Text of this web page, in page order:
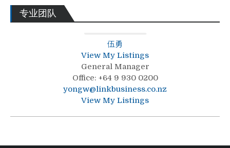
专业团队
伍勇
View My Listings
General Manager
Office: +64 9 930 0200
yongw@linkbusiness.co.nz
View My Listings